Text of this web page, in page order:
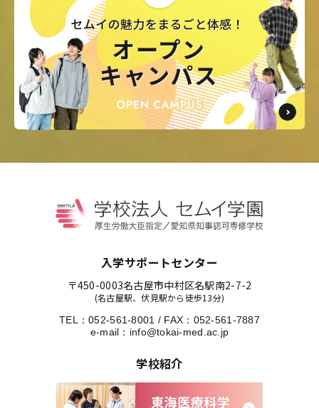
入学サポートセンター
〒450-0003名古屋市中村区名駅南2-7-2
(名古屋駅、伏見駅から徒歩13分)
TEL：052-561-8001 / FAX：052-561-7887
e-mail： info@tokai-med.ac.jp
学校紹介